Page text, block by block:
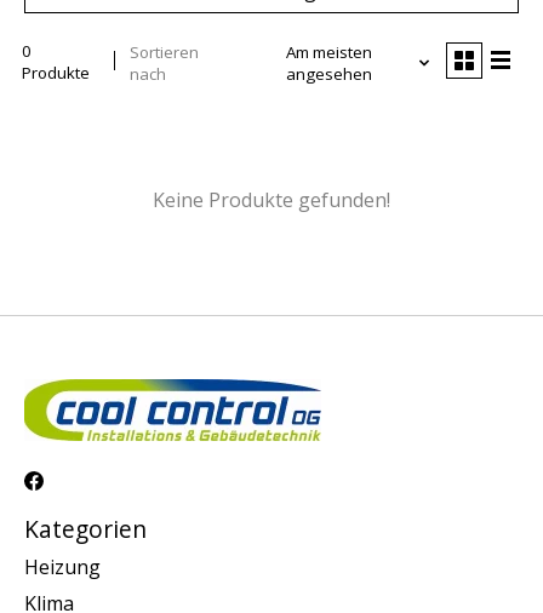
0
Produkte
Sortieren
nach
Am meisten
angesehen
Keine Produkte gefunden!
Kategorien
Heizung
Klima